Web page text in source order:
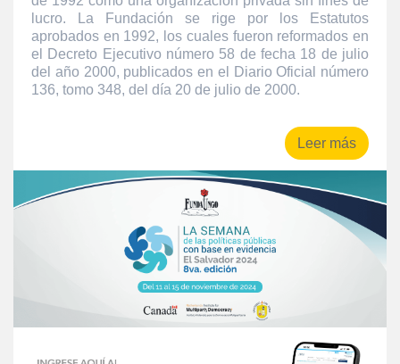
lucro. La Fundación se rige por los Estatutos
aprobados en 1992, los cuales fueron reformados en
el Decreto Ejecutivo número 58 de fecha 18 de julio
del año 2000, publicados en el Diario Oficial número
136, tomo 348, del día 20 de julio de 2000.
Leer más